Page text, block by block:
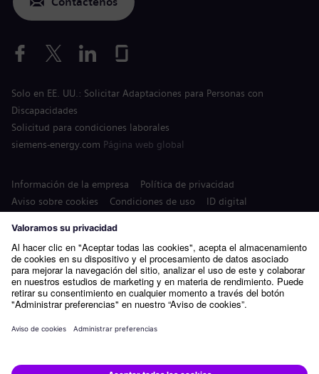
Solo en EE. UU.: Solicitar Adaptaciones para Personas con
Discapacidades
Solicitud para condiciones laborales
siemens-energy.com Página web global
Información de la empresa
Política de privacidad
Aviso sobre cookies
Condiciones de uso ID digital
Siemens Energy es una marca comercial con licencia de Siemens
AG.
© Siemens Energy, 2020 - 2026